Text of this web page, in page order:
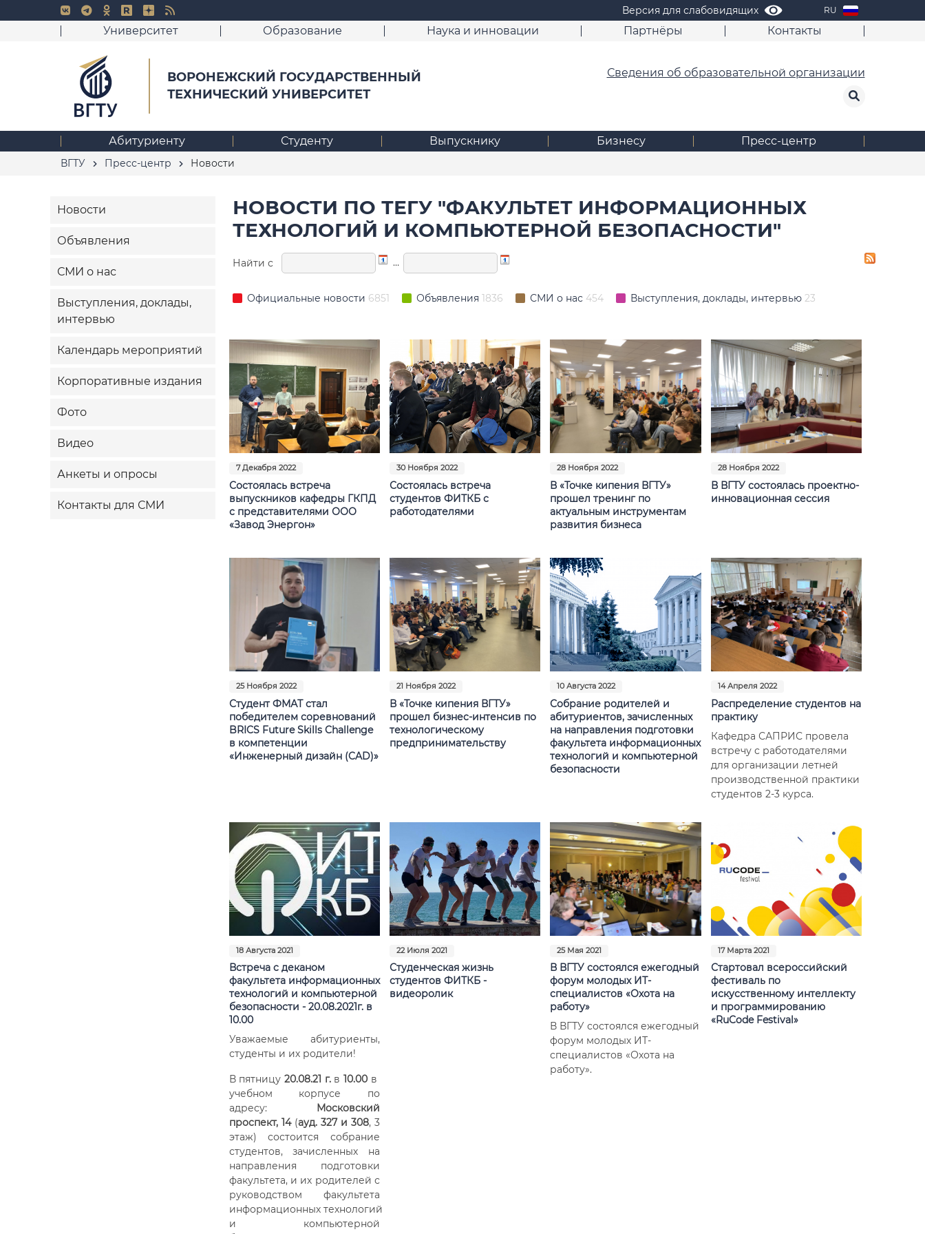
Версия для слабовидящих RU
Университет Образование Наука и инновации Партнёры Контакты
ВОРОНЕЖСКИЙ ГОСУДАРСТВЕННЫЙ
ТЕХНИЧЕСКИЙ УНИВЕРСИТЕТ
Сведения об образовательной организации
Абитуриенту Студенту Выпускнику Бизнесу Пресс-центр
ВГТУ Пресс-центр Новости
Новости
Объявления
СМИ о нас
Выступления, доклады,
интервью
Календарь мероприятий
Корпоративные издания
Фото
Видео
Анкеты и опросы
Контакты для СМИ
НОВОСТИ ПО ТЕГУ "ФАКУЛЬТЕТ ИНФОРМАЦИОННЫХ
ТЕХНОЛОГИЙ И КОМПЬЮТЕРНОЙ БЕЗОПАСНОСТИ"
Найти с …
Официальные новости 6851 Объявления 1836 СМИ о нас 454 Выступления, доклады, интервью 23
7 Декабря 2022
Состоялась встреча
выпускников кафедры ГКПД
с представителями ООО
«Завод Энергон»
30 Ноября 2022
Состоялась встреча
студентов ФИТКБ с
работодателями
28 Ноября 2022
В «Точке кипения ВГТУ»
прошел тренинг по
актуальным инструментам
развития бизнеса
28 Ноября 2022
В ВГТУ состоялась проектно-
инновационная сессия
25 Ноября 2022
Студент ФМАТ стал
победителем соревнований
BRICS Future Skills Challenge
в компетенции
«Инженерный дизайн (CAD)»
21 Ноября 2022
В «Точке кипения ВГТУ»
прошел бизнес-интенсив по
технологическому
предпринимательству
10 Августа 2022
Собрание родителей и
абитуриентов, зачисленных
на направления подготовки
факультета информационных
технологий и компьютерной
безопасности
14 Апреля 2022
Распределение студентов на
практику
Кафедра САПРИС провела
встречу с работодателями
для организации летней
производственной практики
студентов 2-3 курса.
18 Августа 2021
Встреча c деканом
факультета информационных
технологий и компьютерной
безопасности - 20.08.2021г. в
10.00
Уважаемые абитуриенты,
студенты и их родители!
В пятницу 20.08.21 г.в10.00 в
учебном корпусе по
адресу:
Московский
проспект, 14(ауд. 327 и 308, 3
этаж) состоится собрание
студентов, зачисленных на
направления подготовки
факультета, и их родителей с
руководством факультета
информационных технологий
и компьютерной
22 Июля 2021
Студенческая жизнь
студентов ФИТКБ -
видеоролик
25 Мая 2021
В ВГТУ состоялся ежегодный
форум молодых ИТ-
специалистов «Охота на
работу»
В ВГТУ состоялся ежегодный
форум молодых ИТ-
специалистов «Охота на
работу».
17 Марта 2021
Стартовал всероссийский
фестиваль по
искусственному интеллекту
и программированию
«RuCode Festival»